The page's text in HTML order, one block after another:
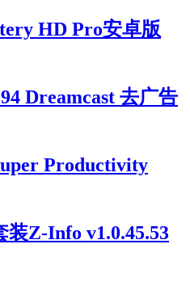
HD Pro安卓版
Dreamcast 去广告
Productivity
Z-Info v1.0.45.53